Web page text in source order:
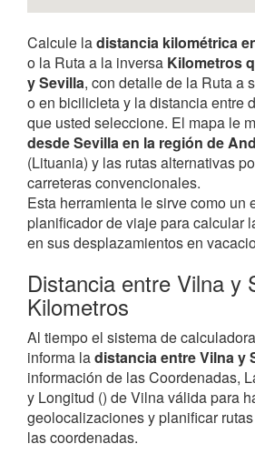
Calcule ladistancia kilométrica
o la Ruta a la inversa Kilometros
y Sevilla, con detalle de la Ruta a
o en bicilicleta y la distancia entre
que usted seleccione. El mapa le
desde Sevilla en la región de
(Lituania) y las rutas alternativas
carreteras convencionales.
Esta herramienta le sirve como un
planificador de viaje para calcular
en sus desplazamientos en
Distancia entre Vilna y
Kilometros
Al tiempo el sistema de
informa ladistancia entre Vilna y
información de las Coordenadas,
y Longitud () de Vilna válida para
geolocalizaciones y planificar
las coordenadas.